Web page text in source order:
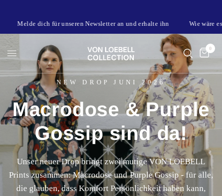
Melde dich für unseren Newsletter an und erhalte ihn Wie wäre es
0
NEW DROP JUNI 2026
Macrodose & Purple
Gossip sind da!
Unser neuer Drop bringt zwei mutige VON LOEBELL
Prints zusammen: Macrodose und Purple Gossip - für alle,
die glauben, dass Komfort Persönlichkeit haben kann,